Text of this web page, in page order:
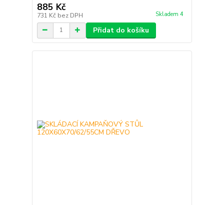
885 Kč
731 Kč bez DPH Skladem 4
Přidat do košíku